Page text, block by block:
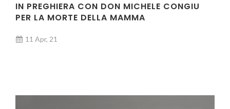
IN PREGHIERA CON DON MICHELE CONGIU
PER LA MORTE DELLA MAMMA
11 Apr, 21